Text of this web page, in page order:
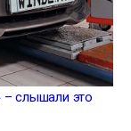
– слышали это